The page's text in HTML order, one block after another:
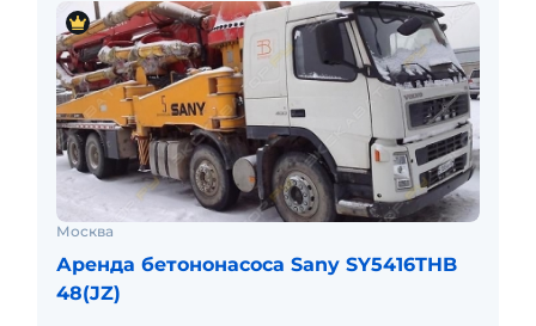
Москва
Аренда бетононасоса Sany SY5416THB
48(JZ)